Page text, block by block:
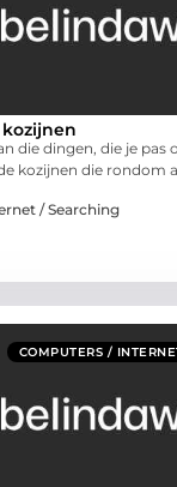
die dingen, die je pas
kozijnen die rondom
/ Searching
COMPUTERS /